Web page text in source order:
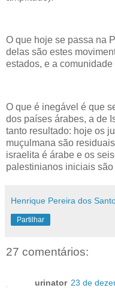
O que hoje se passa na
delas são estes
estados, e a
O que é inegável é que
dos países árabes, a de
tanto resultado: hoje os
muçulmana são
israelita é árabe e os
palestinianos iniciais
Henrique Pereira dos
Partilhar
27 comentários:
urinator 23 de